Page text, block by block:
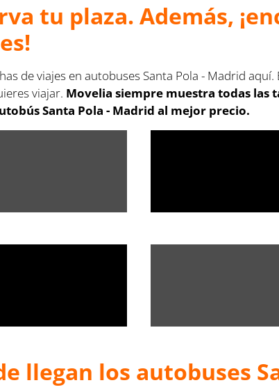
tu plaza. Además,
de viajes en autobuses Santa Pola - Madrid
viajar. Movelia siempre muestra todas las
Santa Pola - Madrid al mejor precio.
llegan los autobuses